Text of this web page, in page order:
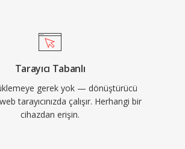
Tarayıcı Tabanlı
gerek yok — dönüştürücü
tarayıcınızda çalışır. Herhangi bir
cihazdan erişin.